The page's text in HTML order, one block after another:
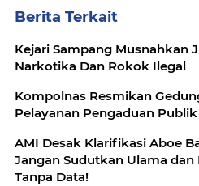
Berita Terkait
Kejari Sampang Musnahkan
Narkotika Dan Rokok Ilegal
Kompolnas Resmikan
Pelayanan Pengaduan Publik
AMI Desak Klarifikasi Aboe
Jangan Sudutkan Ulama dan
Tanpa Data!